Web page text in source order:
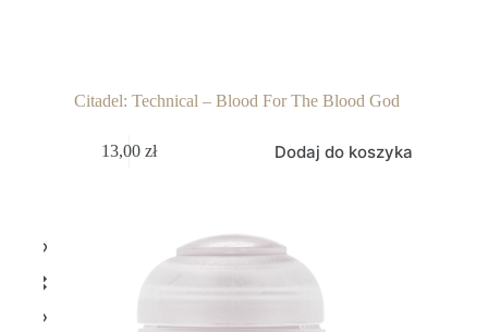
Citadel: Technical – Blood For The Blood God
13,00zł Dodaj do koszyka